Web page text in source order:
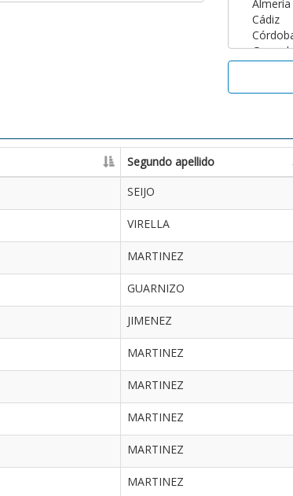
Segundo apellido
SEIJO
VIRELLA
MARTINEZ
GUARNIZO
JIMENEZ
MARTINEZ
MARTINEZ
MARTINEZ
MARTINEZ
MARTINEZ